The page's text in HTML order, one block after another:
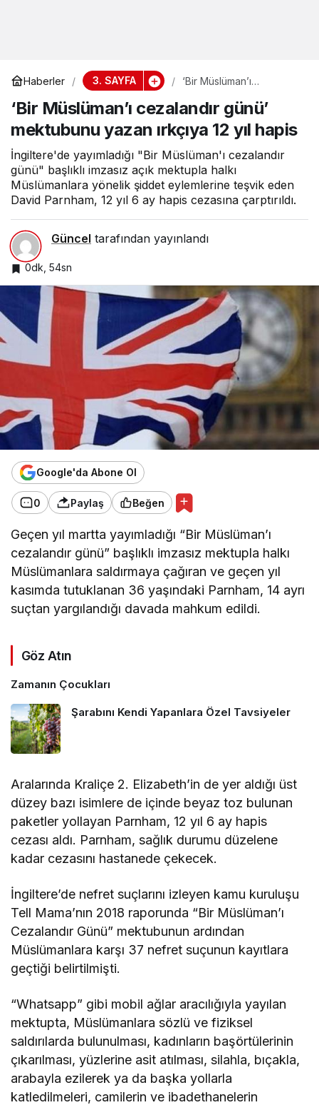
Haberler 3. SAYFA
‘Bir Müslüman’ı
mektubunu yazan ırkçıya
12 yıl hapis
‘Bir Müslüman’ı cezalandır günü’
mektubunu yazan ırkçıya 12 yıl hapis
İngiltere'de yayımladığı "Bir Müslüman'ı cezalandır
günü" başlıklı imzasız açık mektupla halkı
Müslümanlara yönelik şiddet eylemlerine teşvik eden
David Parnham, 12 yıl 6 ay hapis cezasına çarptırıldı.
Güncel tarafından yayınlandı
0dk, 54sn
Google'da Abone Ol
0 Paylaş Beğen
Geçen yıl martta yayımladığı “Bir Müslüman’ı
cezalandır günü” başlıklı imzasız mektupla halkı
Müslümanlara saldırmaya çağıran ve geçen yıl
kasımda tutuklanan 36 yaşındaki Parnham, 14 ayrı
suçtan yargılandığı davada mahkum edildi.
Göz Atın
Zamanın Çocukları
Şarabını Kendi Yapanlara Özel Tavsiyeler
Aralarında Kraliçe 2. Elizabeth’in de yer aldığı üst
düzey bazı isimlere de içinde beyaz toz bulunan
paketler yollayan Parnham, 12 yıl 6 ay hapis
cezası aldı. Parnham, sağlık durumu düzelene
kadar cezasını hastanede çekecek.
İngiltere’de nefret suçlarını izleyen kamu kuruluşu
Tell Mama’nın 2018 raporunda “Bir Müslüman’ı
Cezalandır Günü” mektubunun ardından
Müslümanlara karşı 37 nefret suçunun kayıtlara
geçtiği belirtilmişti.
“Whatsapp” gibi mobil ağlar aracılığıyla yayılan
mektupta, Müslümanlara sözlü ve fiziksel
saldırılarda bulunulması, kadınların başörtülerinin
çıkarılması, yüzlerine asit atılması, silahla, bıçakla,
arabayla ezilerek ya da başka yollarla
katledilmeleri, camilerin ve ibadethanelerin